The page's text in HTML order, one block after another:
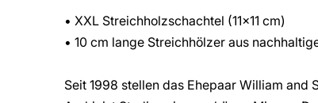
• XXL Streichholzschachtel (11x11 cm)
• 10 cm lange Streichhölzer aus
Seit 1998 stellen das EhepaarWilliam and